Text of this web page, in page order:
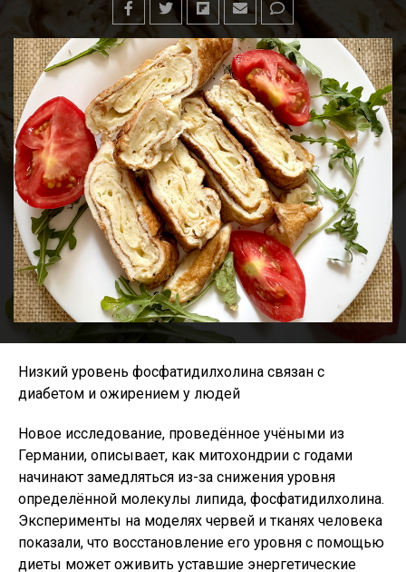
Низкий уровень фосфатидилхолина связан с
диабетом и ожирением у людей
Новое исследование, проведённое учёными из
Германии, описывает, как митохондрии с годами
начинают замедляться из-за снижения уровня
определённой молекулы липида, фосфатидилхолина.
Эксперименты на моделях червей и тканях человека
показали, что восстановление его уровня с помощью
диеты может оживить уставшие энергетические